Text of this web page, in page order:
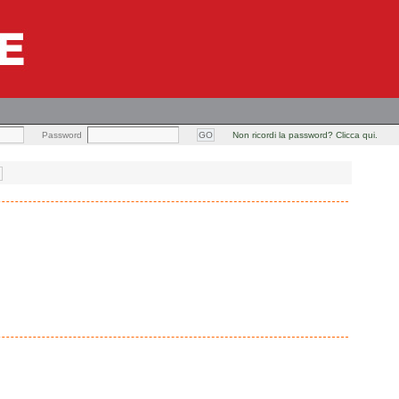
Password Non ricordi la password? Clicca qui.